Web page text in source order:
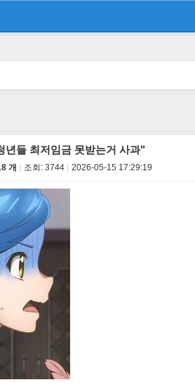
년들 최저임금 못받는거 사과"
개 조회: 3744 2026-05-15 17:29:19